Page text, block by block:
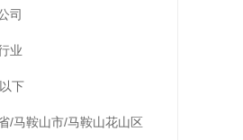
司
业
下
/马鞍山市/马鞍山花山区